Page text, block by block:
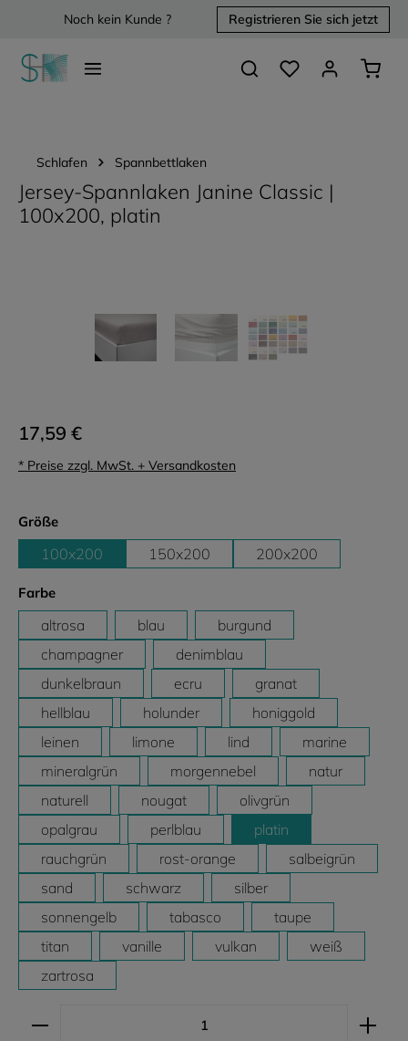
springenNoch kein Kunde ? Registrieren Sie sich jetzt
Du hast 0 Produkte
Schlafen Spannbettlaken
Jersey-Spannlaken Janine Classic |
100x200, platin
17,59 €
* Preise zzgl. MwSt. + Versandkosten
Größeauswählen
100x200 150x200 200x200
Farbeauswählen
altrosa blau
burgund
champagner
denimblau
dunkelbraun
ecru
granat
hellblau
holunder
honiggold
leinen
limone lind
marine
mineralgrün
morgennebel
natur
naturell
nougat
olivgrün
opalgrau
perlblau
platin
rauchgrün
rost-orange
salbeigrün
sand
schwarz
silber
sonnengelb
tabasco
taupe
titan
vanille vulkan
weiß
zartrosa
Produkt Anzahl: Gib den gewünschten Wert ein